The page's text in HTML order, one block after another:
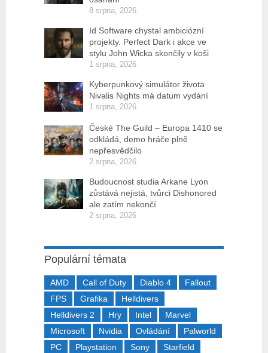
8 srpna, 2026
Id Software chystal ambiciózní
projekty. Perfect Dark i akce ve
stylu John Wicka skončily v koši
1 srpna, 2026
Kyberpunkový simulátor života
Nivalis Nights má datum vydání
1 srpna, 2026
České The Guild – Europa 1410 se
odkládá, demo hráče plně
nepřesvědčilo
2 srpna, 2026
Budoucnost studia Arkane Lyon
zůstává nejistá, tvůrci Dishonored
ale zatím nekončí
2 srpna, 2026
Populární témata
AMD Call of Duty Diablo 4
Fallout
FPS
Grafika
Helldivers
Helldivers 2
Hry Intel
Marvel
Microsoft
Nvidia Ovládání
Palworld
PC
Playstation Sony
Starfield